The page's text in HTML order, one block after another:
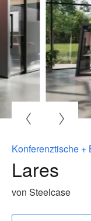
Konferenztische +
Lares
von Steelcase